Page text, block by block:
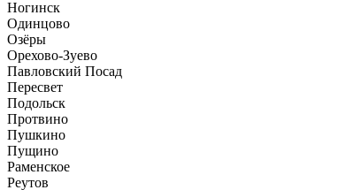
Ногинск
Одинцово
Озёры
Орехово-Зуево
Павловский Посад
Пересвет
Подольск
Протвино
Пушкино
Пущино
Раменское
Реутов